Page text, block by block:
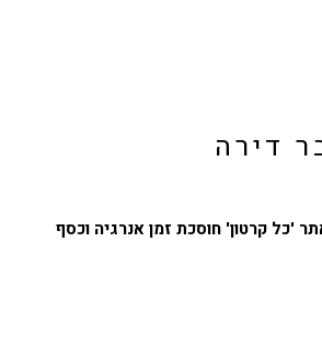
דירה
'כל קרטון' חוסכת זמן אנרגיה וכסף